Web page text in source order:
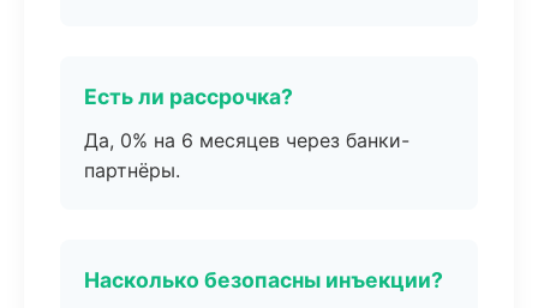
Есть ли рассрочка?
Да, 0% на 6 месяцев через банки-
партнёры.
Насколько безопасны инъекции?